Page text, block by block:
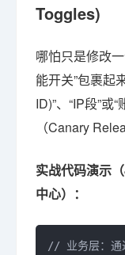
Toggles)
哪怕只是修改
能开关”包裹起
ID)”、“IP段”或
（Canary
实战代码演示
中心）：
// 业务层：通